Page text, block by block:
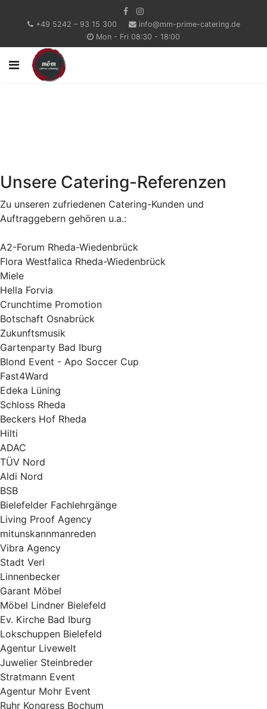
+49 5242 – 93 15 300
info@mm-prime-catering.de
Mon - Fri 08:30 - 18:00
Unsere Catering-Referenzen
Zu unseren zufriedenen Catering-Kunden und
Auftraggebern gehören u.a.:
A2-Forum Rheda-Wiedenbrück
Flora Westfalica Rheda-Wiedenbrück
Miele
Hella Forvia
Crunchtime Promotion
Botschaft Osnabrück
Zukunftsmusik
Gartenparty Bad Iburg
Blond Event - Apo Soccer Cup
Fast4Ward
Edeka Lüning
Schloss Rheda
Beckers Hof Rheda
Hilti
ADAC
TÜV Nord
Aldi Nord
BSB
Bielefelder Fachlehrgänge
Living Proof Agency
mitunskannmanreden
Vibra Agency
Stadt Verl
Linnenbecker
Garant Möbel
Möbel Lindner Bielefeld
Ev. Kirche Bad Iburg
Lokschuppen Bielefeld
Agentur Livewelt
Juwelier Steinbreder
Stratmann Event
Agentur Mohr Event
Ruhr Kongress Bochum